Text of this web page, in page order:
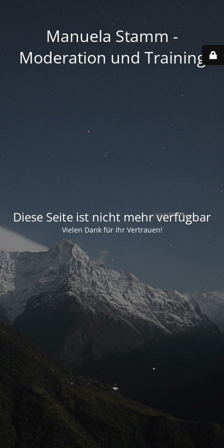
Manuela Stamm -
Moderation und Training
Diese Seite ist nicht mehr verfügbar
Vielen Dank für Ihr Vertrauen!